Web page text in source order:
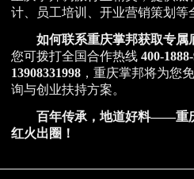
计、员工培训、开业营销策划等
如何联系重庆掌邦获取专属
您可拨打全国合作热线 400-
13908331998 ，重庆掌邦将为您
询与创业扶持方案。
百年传承，地道好料——重
红火出圈！